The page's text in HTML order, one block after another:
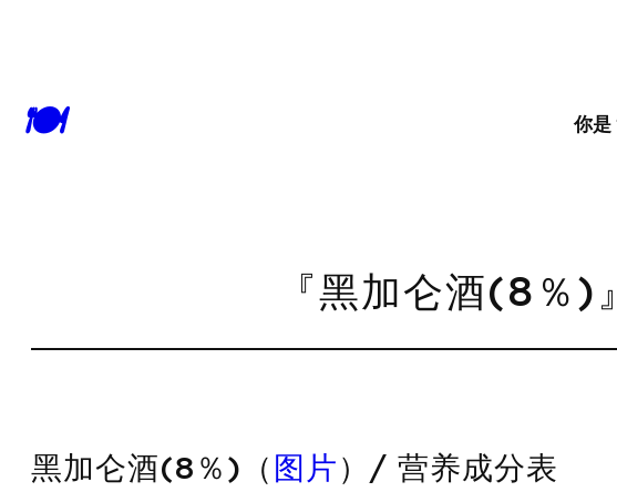
🍽 你是
『黑加仑酒(8％
黑加仑酒(8％)（ 图片 ）/ 营养成分表